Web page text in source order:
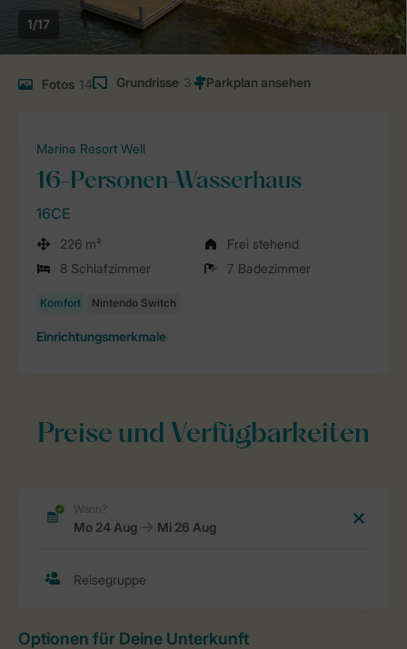
1/17
Fotos 14 Grundrisse 3
Marina Resort Well
16-Personen-Wasserhaus
16CE
226 m²
Frei stehend
8 Schlafzimmer
7 Badezimmer
Einrichtungsmerkmale
Preise und Verfügbarkeiten
Optionen für Deine Unterkunft